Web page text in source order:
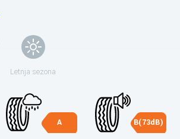
Letnja sezona
A B(73dB)